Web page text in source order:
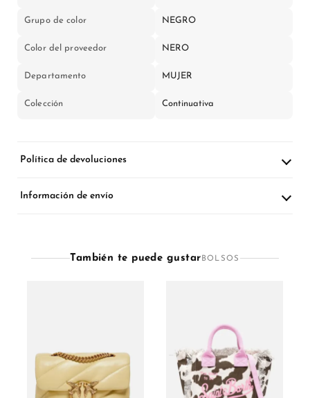
Grupo de color NEGRO
Color del proveedor NERO
Departamento MUJER
Colección Continuativa
Política de devoluciones
Información de envío
También te puede gustar BOLSOS